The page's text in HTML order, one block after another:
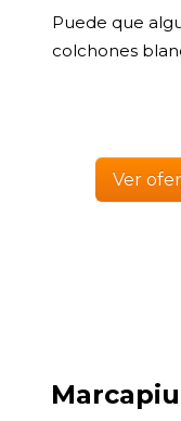
Puede que
colchones
Ver